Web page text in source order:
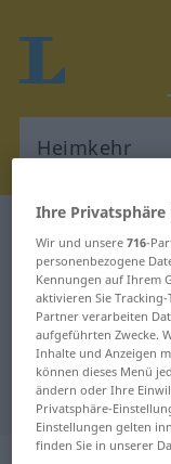
Deutsch-
Ihre
Wir und unsere716-
personenbezogene
Kennungen auf Ihrem
aktivieren Sie
Partner verarbeiten
aufgeführten Zwecke.
Inhalte und Anzeigen
können dieses Menü
ändern oder Ihre
Privatsphäre-
Einstellungen gelten
finden Sie in unserer